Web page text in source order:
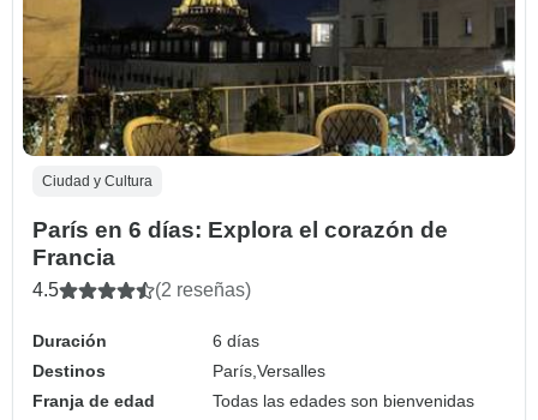
Ciudad y Cultura
París en 6 días: Explora el corazón de
Francia
4.5 (2 reseñas)
Duración
6 días
Destinos
París,Versalles
Franja de edad
Todas las edades son bienvenidas